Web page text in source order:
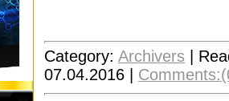
Category: Archivers
07.04.2016